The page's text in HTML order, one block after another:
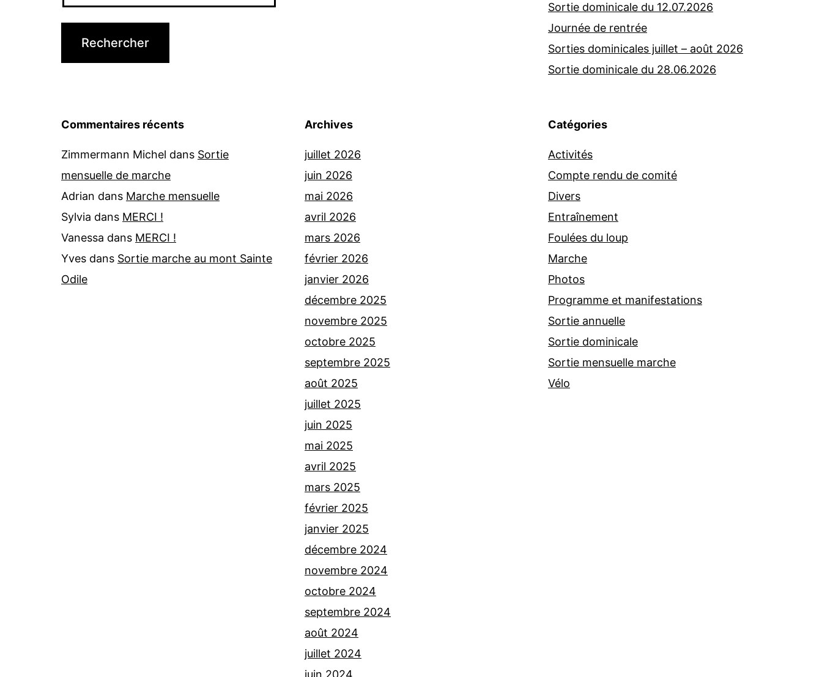
Sortie dominicale du 12.07.2026
Journée de rentrée
Sorties dominicales juillet – août 2026
Sortie dominicale du 28.06.2026
Commentaires récents
Zimmermann Michel dans Sortie
mensuelle de marche
Adrian dans Marche mensuelle
Sylvia dans MERCI !
Vanessa dans MERCI !
Yves dans Sortie marche au mont Sainte
Odile
Archives
juillet 2026
juin 2026
mai 2026
avril 2026
mars 2026
février 2026
janvier 2026
décembre 2025
novembre 2025
octobre 2025
septembre 2025
août 2025
juillet 2025
juin 2025
mai 2025
avril 2025
mars 2025
février 2025
janvier 2025
décembre 2024
novembre 2024
octobre 2024
septembre 2024
août 2024
juillet 2024
juin 2024
Catégories
Activités
Compte rendu de comité
Divers
Entraînement
Foulées du loup
Marche
Photos
Programme et manifestations
Sortie annuelle
Sortie dominicale
Sortie mensuelle marche
Vélo